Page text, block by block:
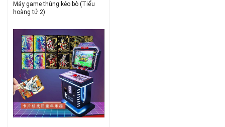
Máy game thùng kéo bò (Tiểu
hoàng tử 2)